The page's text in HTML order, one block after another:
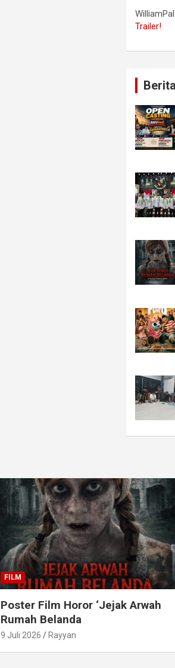
WilliamPal
Trailer!
FILM
Poster Film Horor ‘Jejak Arwah
Rumah Belanda
9 Juli 2026 Rayyan